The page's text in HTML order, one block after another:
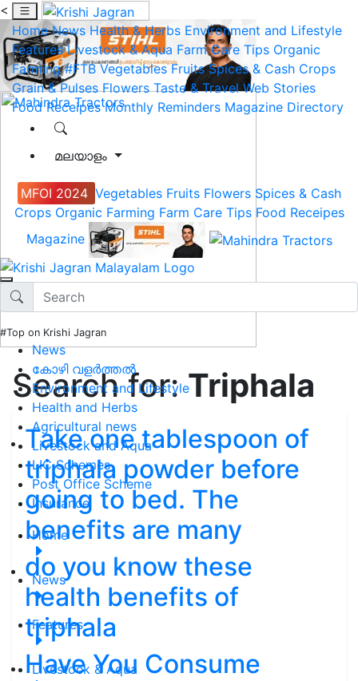
<
Home News Health & Herbs Environment and Lifestyle
Features Livestock & Aqua Farm Care Tips Organic
Farming #FTB Vegetables Fruits Spices & Cash Crops
Grain & Pulses Flowers Taste & Travel Web Stories
Food Receipes Monthly Reminders Magazine Directory
മലയാളം
MFOI 2024 Vegetables Fruits Flowers Spices & Cash
Crops Organic Farming Farm Care Tips Food Receipes
Magazine
#Top on Krishi Jagran
News
കോഴി വളർത്തൽ
Environment and Lifestyle
Health and Herbs
Agricultural news
Livestock and Aqua
LIC Schemes
Post Office Scheme
Insurance
Home
News
Features
Livestock & Aqua
Search for:Triphala
Take one tablespoon of
triphala powder before
going to bed. The
benefits are many
do you know these
health benefits of
triphala
Have You Consume